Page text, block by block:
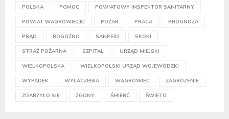
POLSKA POMOC POWIATOWY INSPEKTOR SANITARNY
POWIAT WĄGROWIECKI POŻAR PRACA PROGNOZA
PRĄD ROGOŹNO SANPEID SKOKI
STRAŻ POŻARNA SZPITAL URZĄD MIEJSKI
WIELKOPOLSKA WIELKOPOLSKI URZĄD WOJEWÓDZKI
WYPADEK WYŁĄCZENIA WĄGROWIEC ZAGROŻENIE
ZDARZYŁO SIĘ ZGONY ŚMIERĆ ŚWIĘTO